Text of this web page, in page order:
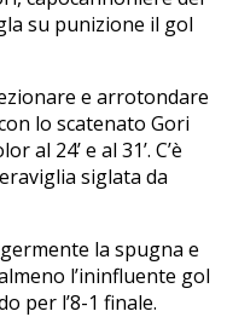
su punizione il gol
e arrotondare
lo scatenato Gori
al 24’ e al 31’. C’è
siglata da
la spugna e
l’ininfluente gol
per l’8-1 finale.